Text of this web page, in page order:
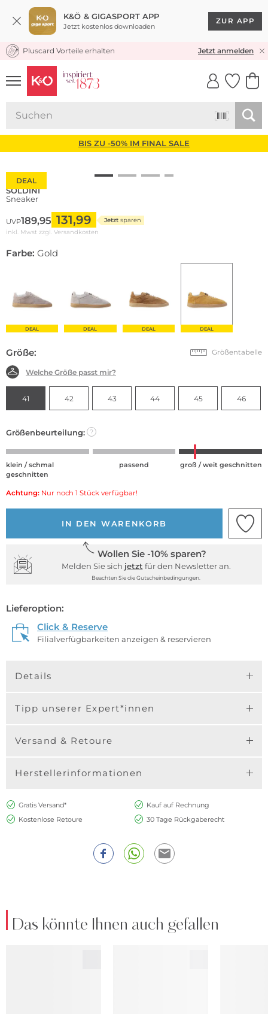
K&Ö & GIGASPORT APP
Jetzt kostenlos downloaden
ZUR APP
KOSTENLOSER VERSAND* & RÜCKVERSAND
Pluscard Vorteile erhalten Jetzt anmelden
UNSERE APP
CLICK &
BIS ZU -50% IM FINAL SALE
DEAL
SOLDINI
Sneaker
UVP189,95 131,99 Jetzt sparen
inkl. Mwst zzgl. Versandkosten
Farbe: Gold
DEAL DEAL DEAL DEAL
Größe: Größentabelle
Welche Größe passt mir?
41 42 43 44 45 46
Größenbeurteilung: ?
klein / schmal
geschnitten
passend groß / weit geschnitten
Achtung: Nur noch 1 Stück verfügbar!
IN DEN WARENKORB
Wollen Sie -10% sparen?
Melden Sie sich jetzt für den Newsletter an.
Beachten Sie die Gutscheinbedingungen.
Lieferoption:
Click & Reserve
Filialverfügbarkeiten anzeigen & reservieren
Details
Tipp unserer Expert*innen
Versand & Retoure
Herstellerinformationen
Gratis Versand*
Kauf auf Rechnung
Kostenlose Retoure
30 Tage Rückgaberecht
Das könnte Ihnen auch gefallen